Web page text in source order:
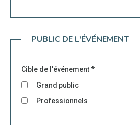
PUBLIC DE L'ÉVÉNEMENT
Cible de l'événement*
Grand public
Professionnels